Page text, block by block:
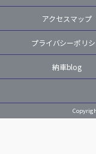
アクセスマップ
プライバシーポリ
納車blog